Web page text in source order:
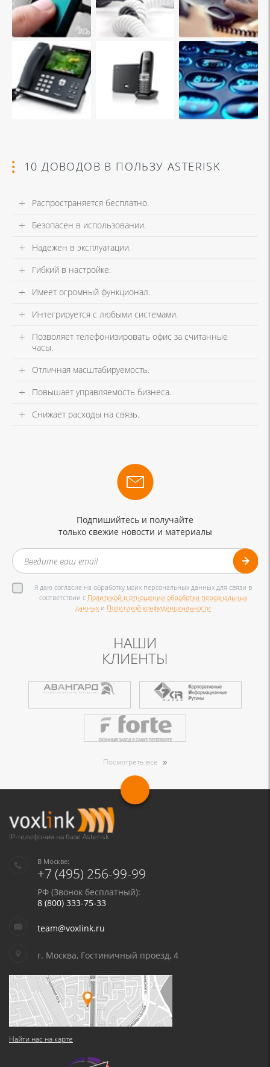
10 ДОВОДОВ В ПОЛЬЗУ ASTERISK
Распространяется бесплатно.
Безопасен в использовании.
Надежен в эксплуатации.
Гибкий в настройке.
Имеет огромный функционал.
Интегрируется с любыми системами.
Позволяет телефонизировать офис за считанные
часы.
Отличная масштабируемость.
Повышает управляемость бизнеса.
Снижает расходы на связь.
Подпишийтесь и получайте
только свежие новости и материалы
Я даю согласие на обработку моих персональных данных для связи в
соответствии с Политикой в отношении обработки персональных
данных и Политикой конфиденциальности
НАШИ
КЛИЕНТЫ
Посмотреть все
IP-телефония на базе Asterisk
В Москве:
+7 (495) 256-99-99
РФ (Звонок бесплатный):
8 (800) 333-75-33
team@voxlink.ru
г. Москва, Гостиничный проезд, 4
Найти нас на карте